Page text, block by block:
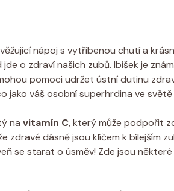
nápoj s vytříbenou chutí a
o zdraví našich zubů. Ibišek je
pomoci udržet ústní dutinu
jako váš osobní superhrdina ve světě
na vitamín C, který může podpořit
dásně jsou klíčem k bílejším
se starat o úsměv! Zde jsou